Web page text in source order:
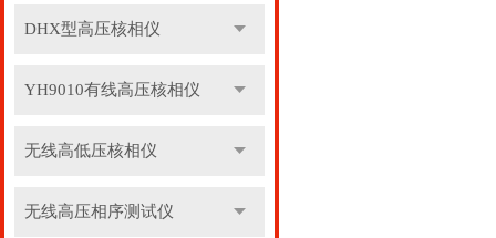
DHX型高压核相仪
YH9010有线高压核相仪
无线高低压核相仪
无线高压相序测试仪